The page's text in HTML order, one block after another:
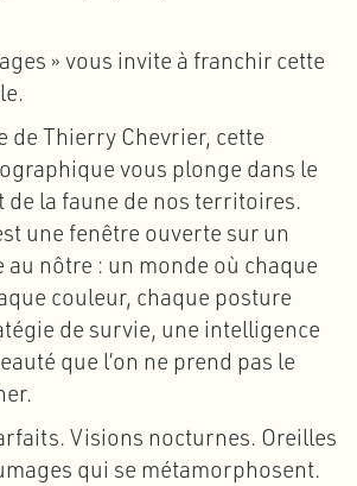
» vous invite à franchir cette
de Thierry Chevrier, cette
vous plonge dans le
de la faune de nos territoires.
une fenêtre ouverte sur un
nôtre : un monde où chaque
couleur, chaque posture
de survie, une intelligence
que l’on ne prend pas le
Visions nocturnes. Oreilles
qui se métamorphosent.